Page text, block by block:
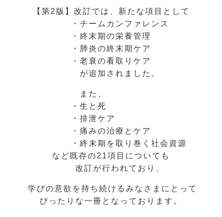
【第2版】改訂では、新たな項目として
・チームカンファレンス
・終末期の栄養管理
・肺炎の終末期ケア
・老衰の看取りケア
が追加されました。
また、
・生と死
・排泄ケア
・痛みの治療とケア
・終末期を取り巻く社会資源
など 既存の21項目についても
改訂が行われており、
学びの意欲を持ち続けるみなさまにとって
ぴったりな一冊となっております。